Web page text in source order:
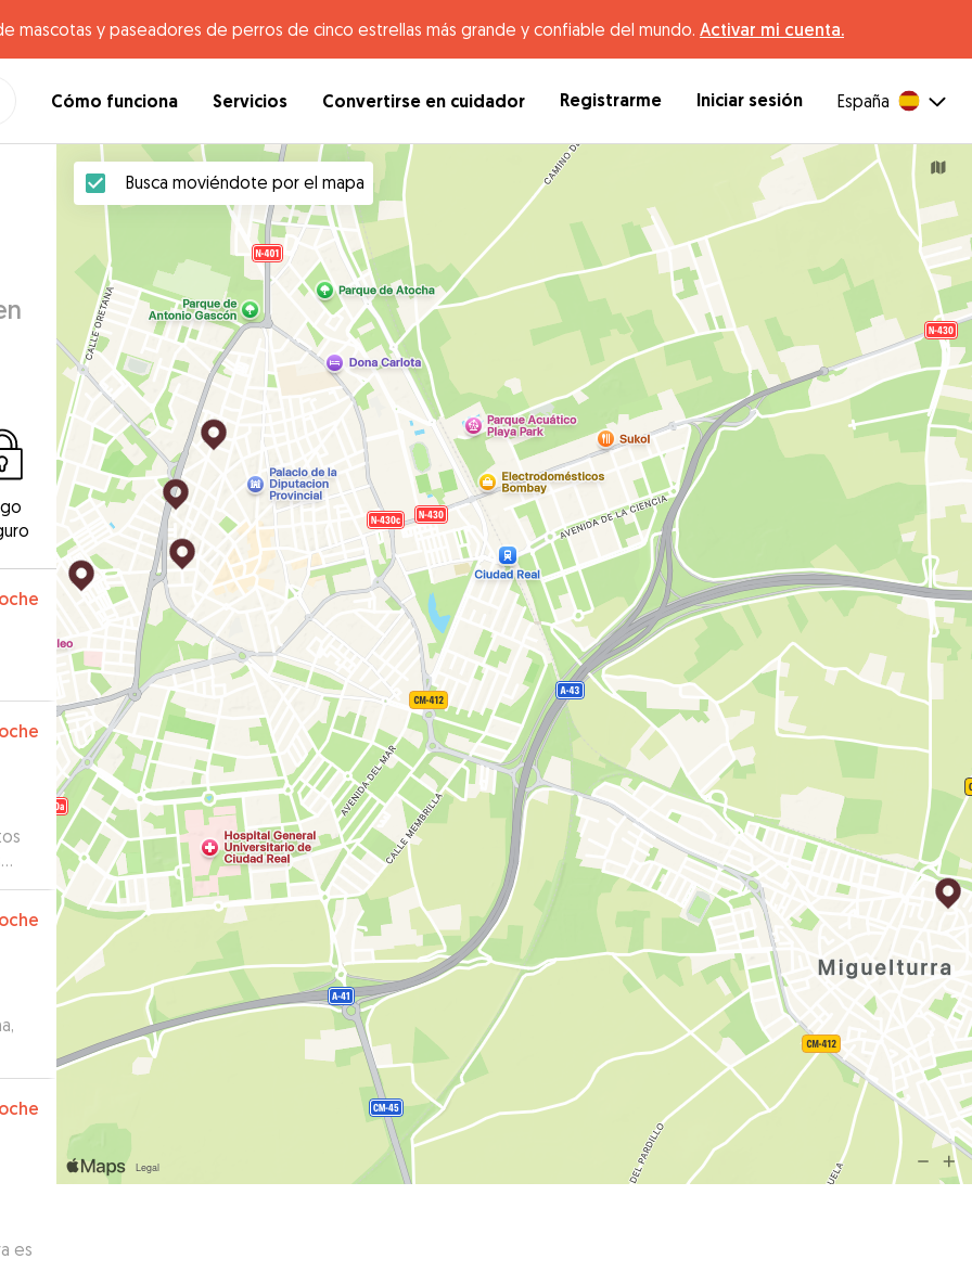
mascotas y paseadores de perros de cinco estrellas más grande y confiable del mundo. Activar mi cuenta.
Cómo funciona Servicios Convertirse en cuidador Registrarme Iniciar sesión España
es
Busca moviéndote por el mapa